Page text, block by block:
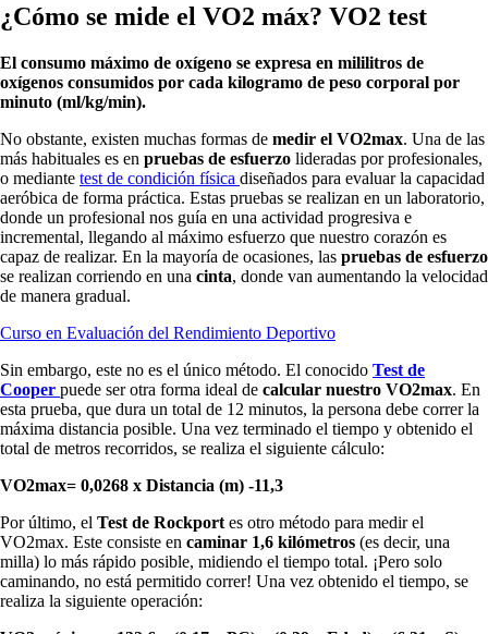
¿Cómo se mide el VO2 máx? VO2 test
El consumo máximo de oxígeno se expresa en mililitros de
oxígenos consumidos por cada kilogramo de peso corporal por
minuto (ml/kg/min).
No obstante, existen muchas formas de medir el VO2max. Una de las
más habituales es en pruebas de esfuerzo lideradas por profesionales,
o mediante test de condición física diseñados para evaluar la capacidad
aeróbica de forma práctica. Estas pruebas se realizan en un laboratorio,
donde un profesional nos guía en una actividad progresiva e
incremental, llegando al máximo esfuerzo que nuestro corazón es
capaz de realizar. En la mayoría de ocasiones, las pruebas de esfuerzo
se realizan corriendo en una cinta, donde van aumentando la velocidad
de manera gradual.
Curso en Evaluación del Rendimiento Deportivo
Sin embargo, este no es el único método. El conocido Test de
Cooper puede ser otra forma ideal de calcular nuestro VO2max. En
esta prueba, que dura un total de 12 minutos, la persona debe correr la
máxima distancia posible. Una vez terminado el tiempo y obtenido el
total de metros recorridos, se realiza el siguiente cálculo:
VO2max= 0,0268 x Distancia (m) -11,3
Por último, el Test de Rockport es otro método para medir el
VO2max. Este consiste en caminar 1,6 kilómetros (es decir, una
milla) lo más rápido posible, midiendo el tiempo total. ¡Pero solo
caminando, no está permitido correr! Una vez obtenido el tiempo, se
realiza la siguiente operación: